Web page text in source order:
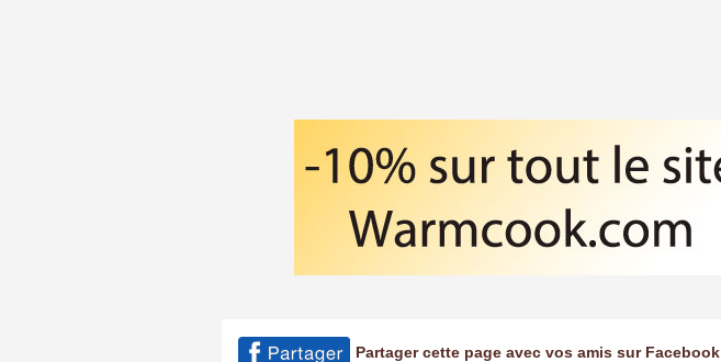
Partager cette page avec vos amis sur Facebook